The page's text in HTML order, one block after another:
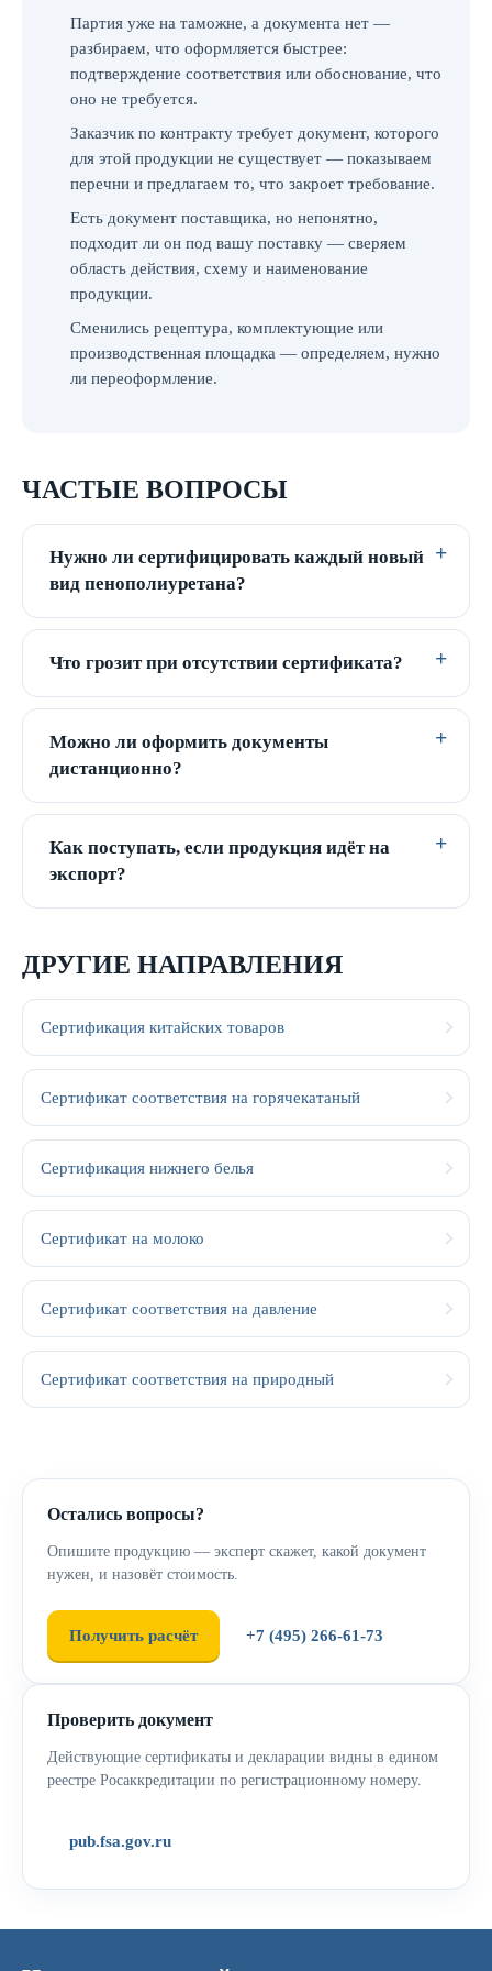
Партия уже на таможне, а документа нет —
разбираем, что оформляется быстрее:
подтверждение соответствия или обоснование, что
оно не требуется.
Заказчик по контракту требует документ, которого
для этой продукции не существует — показываем
перечни и предлагаем то, что закроет требование.
Есть документ поставщика, но непонятно,
подходит ли он под вашу поставку — сверяем
область действия, схему и наименование
продукции.
Сменились рецептура, комплектующие или
производственная площадка — определяем, нужно
ли переоформление.
ЧАСТЫЕ ВОПРОСЫ
Нужно ли сертифицировать каждый новый
вид пенополиуретана?
Что грозит при отсутствии сертификата?
Можно ли оформить документы
дистанционно?
Как поступать, если продукция идёт на
экспорт?
ДРУГИЕ НАПРАВЛЕНИЯ
Сертификация китайских товаров
Сертификат соответствия на горячекатаный
Сертификация нижнего белья
Сертификат на молоко
Сертификат соответствия на давление
Сертификат соответствия на природный
Остались вопросы?
Опишите продукцию — эксперт скажет, какой документ
нужен, и назовёт стоимость.
Получить расчёт +7 (495) 266-61-73
Проверить документ
Действующие сертификаты и декларации видны в едином
реестре Росаккредитации по регистрационному номеру.
pub.fsa.gov.ru